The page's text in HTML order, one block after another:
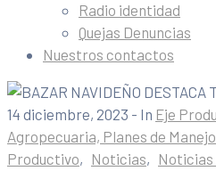
Radio identidad
Quejas Denuncias
Nuestros contactos
14 diciembre, 2023 - In Eje
Agropecuaria, Planes de
Productivo‚ Noticias‚ Noticias